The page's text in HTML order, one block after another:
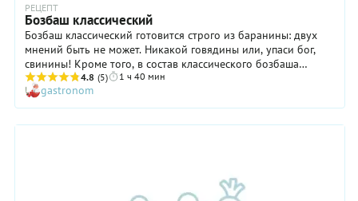
РЕЦЕПТ
Бозбаш классический
Бозбаш классический готовится строго из баранины: двух
мнений быть не может. Никакой говядины или, упаси бог,
свинины! Кроме того, в состав классического бозбаша
непременно входит нут, который делает блюдо очень
сытным. Что же касается прочих ингредиентов, то здесь, как
говорится, возможны варианты. Мы готовили бозбаш с
картофелем, хотя по некоторым сведениям, классические
Варите его так долго, как позволяет время: вкус блюда от
этого только выиграет.
4.8 (5) 1 ч 40 мин
gastronom